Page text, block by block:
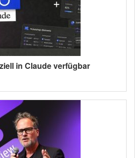
in Claude verfügbar